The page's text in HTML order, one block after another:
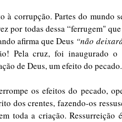
à corrupção. Partes do mundo
por todas dessa “ferrugem"
afirma que Deus
Pela cruz, foi inaugurado
de Deus, um efeito do pecado.
os efeitos do pecado,
dos crentes, fazendo-os
toda a criação.